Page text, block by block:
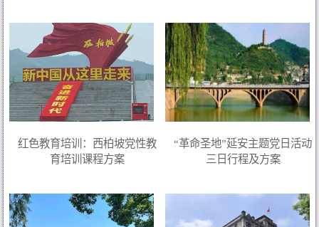
红色教育培训：西柏坡党性教
育培训课程方案
“革命圣地”延安主题党日活动
三日行程及方案